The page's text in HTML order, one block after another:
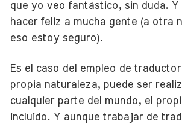
que yo veo fantástico, sin duda. Y
hacer feliz a mucha gente (a otra
eso estoy seguro).
Es el caso del empleo de
propia naturaleza, puede ser
cualquier parte del mundo, el
incluido. Y aunque trabajar de